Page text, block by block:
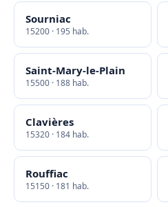
Sourniac
15200 · 195 hab.
Saint-Mary-le-Plain
15500 · 188 hab.
Clavières
15320 · 184 hab.
Rouffiac
15150 · 181 hab.